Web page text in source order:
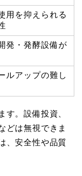
用を抑えられる
発・発酵設備が
ルアップの難し
す。設備投資、
どは無視できま
、安全性や品質